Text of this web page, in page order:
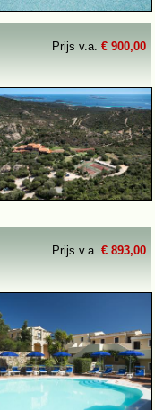
Prijs v.a. € 900,00
Prijs v.a. € 893,00